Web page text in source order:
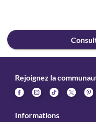
Rejoignez la
Informations